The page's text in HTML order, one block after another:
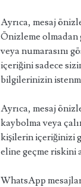
Ayrıca, mesaj
Önizleme olmadan
veya numarasını
içeriğini sadece
bilgilerinizin
Ayrıca, mesaj
kaybolma veya
kişilerin içeriğinizi
eline geçme riskini
WhatsApp